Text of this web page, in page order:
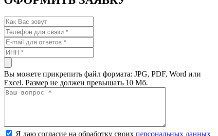
Вы можете прикрепить файл формата: JPG, PDF, Word или
Excel. Размер не должен превышать 10 Мб.
Я даю согласие на обработку своих персональных данных